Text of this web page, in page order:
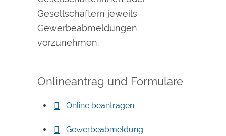
Gesellschaftern jeweils
Gewerbeabmeldungen
vorzunehmen.
Onlineantrag und Formulare
Online beantragen
Gewerbeabmeldung